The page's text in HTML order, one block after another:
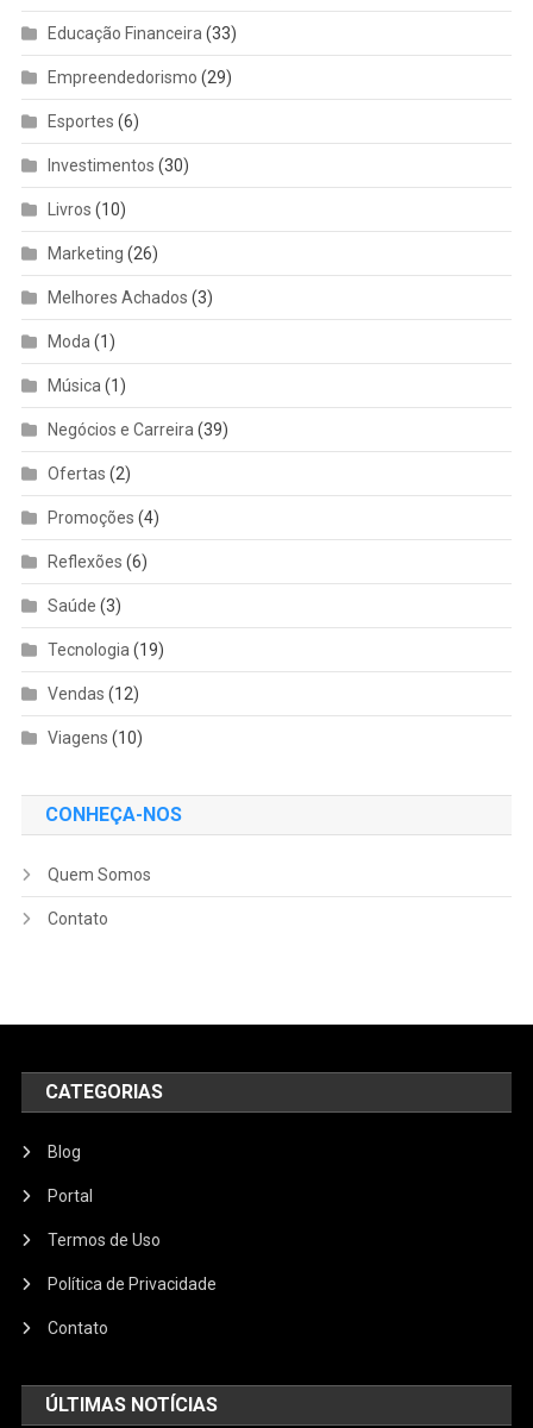
Educação Financeira (33)
Empreendedorismo (29)
Esportes (6)
Investimentos (30)
Livros (10)
Marketing (26)
Melhores Achados (3)
Moda (1)
Música (1)
Negócios e Carreira (39)
Ofertas (2)
Promoções (4)
Reflexões (6)
Saúde (3)
Tecnologia (19)
Vendas (12)
Viagens (10)
CONHEÇA-NOS
Quem Somos
Contato
CATEGORIAS
Blog
Portal
Termos de Uso
Política de Privacidade
Contato
ÚLTIMAS NOTÍCIAS